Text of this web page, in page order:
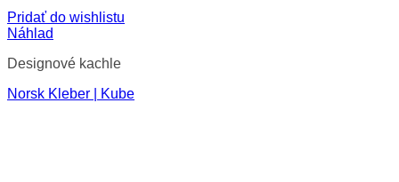
Pridať do wishlistu
Náhlad
Designové kachle
Norsk Kleber | Kube